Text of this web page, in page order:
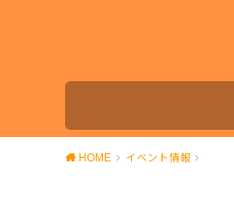
HOME イベント情報